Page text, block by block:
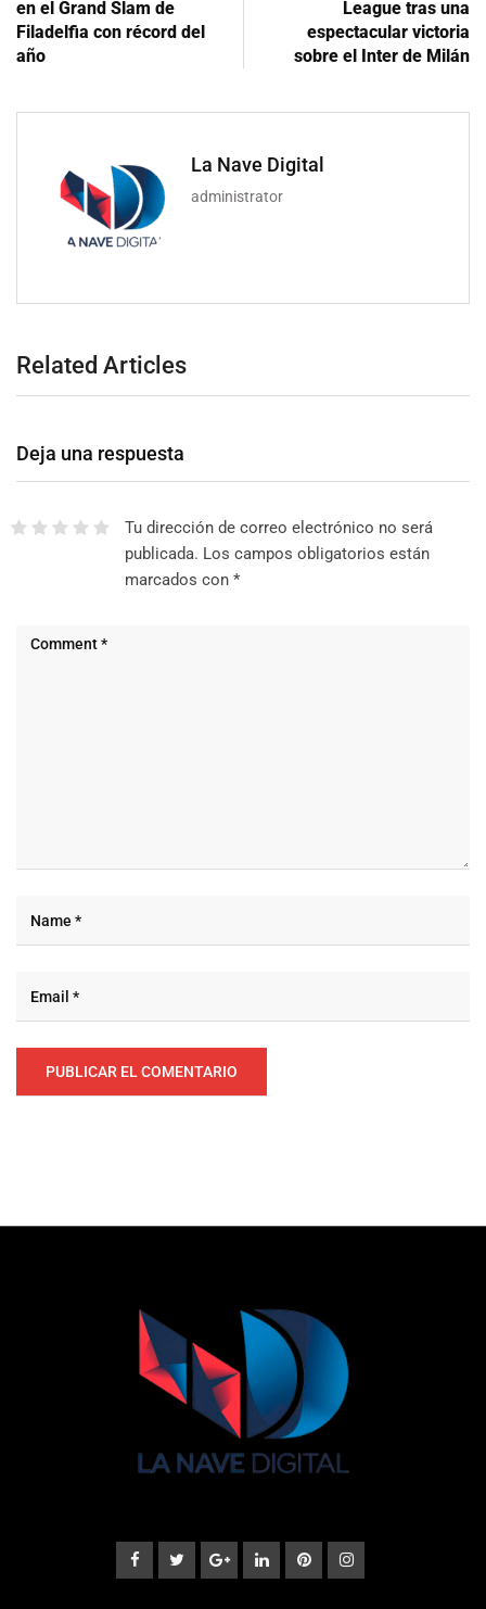
en el Grand Slam de
Filadelfia con récord del
año
League tras una
espectacular victoria
sobre el Inter de Milán
La Nave Digital
administrator
Related Articles
Deja una respuesta
Tu dirección de correo electrónico no será
publicada. Los campos obligatorios están
marcados con *